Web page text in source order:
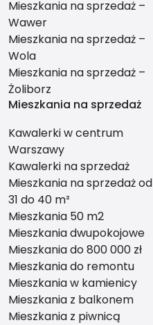
Mieszkania na sprzedaż –
Wawer
Mieszkania na sprzedaż –
Wola
Mieszkania na sprzedaż –
Żoliborz
Mieszkania na sprzedaż
Kawalerki w centrum
Warszawy
Kawalerki na sprzedaż
Mieszkania na sprzedaż od
31 do 40 m²
Mieszkania 50 m2
Mieszkania dwupokojowe
Mieszkania do 800 000 zł
Mieszkania do remontu
Mieszkania w kamienicy
Mieszkania z balkonem
Mieszkania z piwnicą